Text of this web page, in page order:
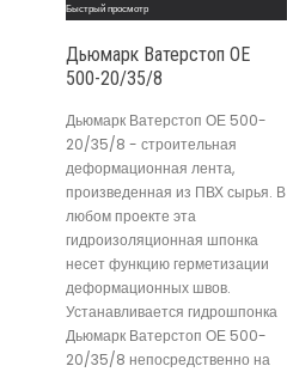
Быстрый просмотр
Дьюмарк Ватерстоп ОЕ
500-20/35/8
Дьюмарк Ватерстоп ОЕ 500-
20/35/8 - строительная
деформационная лента,
произведенная из ПВХ сырья. В
любом проекте эта
гидроизоляционная шпонка
несет функцию герметизации
деформационных швов.
Устанавливается гидрошпонка
Дьюмарк Ватерстоп ОЕ 500-
20/35/8 непосредственно на